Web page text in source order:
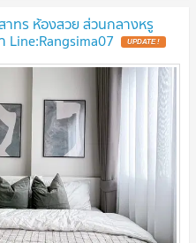
าทร ห้องสวย ส่วนกลางหรู
Line:Rangsima07 UPDATE !